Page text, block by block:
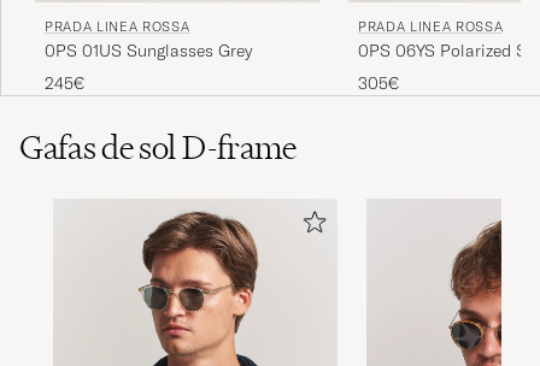
PRADA LINEA ROSSA
0PS 01US Sunglasses Grey
245€
PRADA LINEA ROSSA
0PS 06YS Polarized
Black
305€
Gafas de sol D-frame